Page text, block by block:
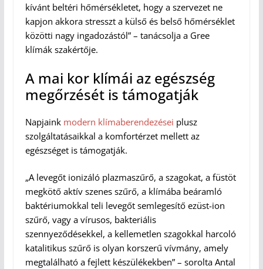
kívánt beltéri hőmérsékletet, hogy a szervezet ne
kapjon akkora stresszt a külső és belső hőmérséklet
közötti nagy ingadozástól” – tanácsolja a Gree
klímák szakértője.
A mai kor klímái az egészség
megőrzését is támogatják
Napjaink modern klímaberendezései plusz
szolgáltatásaikkal a komfortérzet mellett az
egészséget is támogatják.
„A levegőt ionizáló plazmaszűrő, a szagokat, a füstöt
megkötő aktív szenes szűrő, a klímába beáramló
baktériumokkal teli levegőt semlegesítő ezüst-ion
szűrő, vagy a vírusos, bakteriális
szennyeződésekkel, a kellemetlen szagokkal harcoló
katalitikus szűrő is olyan korszerű vívmány, amely
megtalálható a fejlett készülékekben” – sorolta Antal